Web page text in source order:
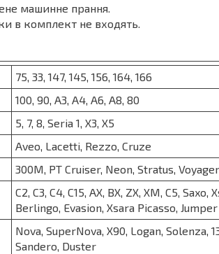
машинне прання.
в комплект не входять.
75, 33, 147, 145, 156, 164, 166
100, 90, A3, A4, A6, A8, 80
5, 7, 8, Seria 1, X3, X5
Aveo, Lacetti, Rezzo, Cruze
300M, PT Cruiser, Neon, Stratus, Voyager
C2, C3, C4, C15, AX, BX, ZX, XM, C5, Saxo,
Berlingo, Evasion, Xsara Picasso, Jumper
Nova, SuperNova, X90, Logan, Solenza,
Sandero, Duster